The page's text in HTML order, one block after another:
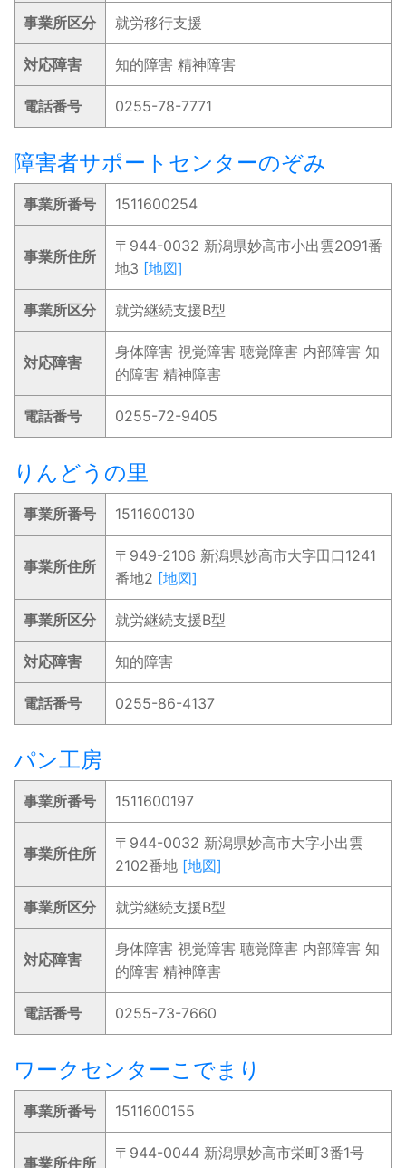
事業所区分 就労移行支援
対応障害 知的障害 精神障害
電話番号 0255-78-7771
障害者サポートセンターのぞみ
事業所番号 1511600254
事業所住所
〒944-0032 新潟県妙高市小出雲2091番
地3 [地図]
事業所区分 就労継続支援B型
対応障害
身体障害 視覚障害 聴覚障害 内部障害 知
的障害 精神障害
電話番号 0255-72-9405
りんどうの里
事業所番号 1511600130
事業所住所
〒949-2106 新潟県妙高市大字田口1241
番地2 [地図]
事業所区分 就労継続支援B型
対応障害 知的障害
電話番号 0255-86-4137
パン工房
事業所番号 1511600197
事業所住所
〒944-0032 新潟県妙高市大字小出雲
2102番地 [地図]
事業所区分 就労継続支援B型
対応障害
身体障害 視覚障害 聴覚障害 内部障害 知
的障害 精神障害
電話番号 0255-73-7660
ワークセンターこでまり
事業所番号 1511600155
事業所住所
〒944-0044 新潟県妙高市栄町3番1号